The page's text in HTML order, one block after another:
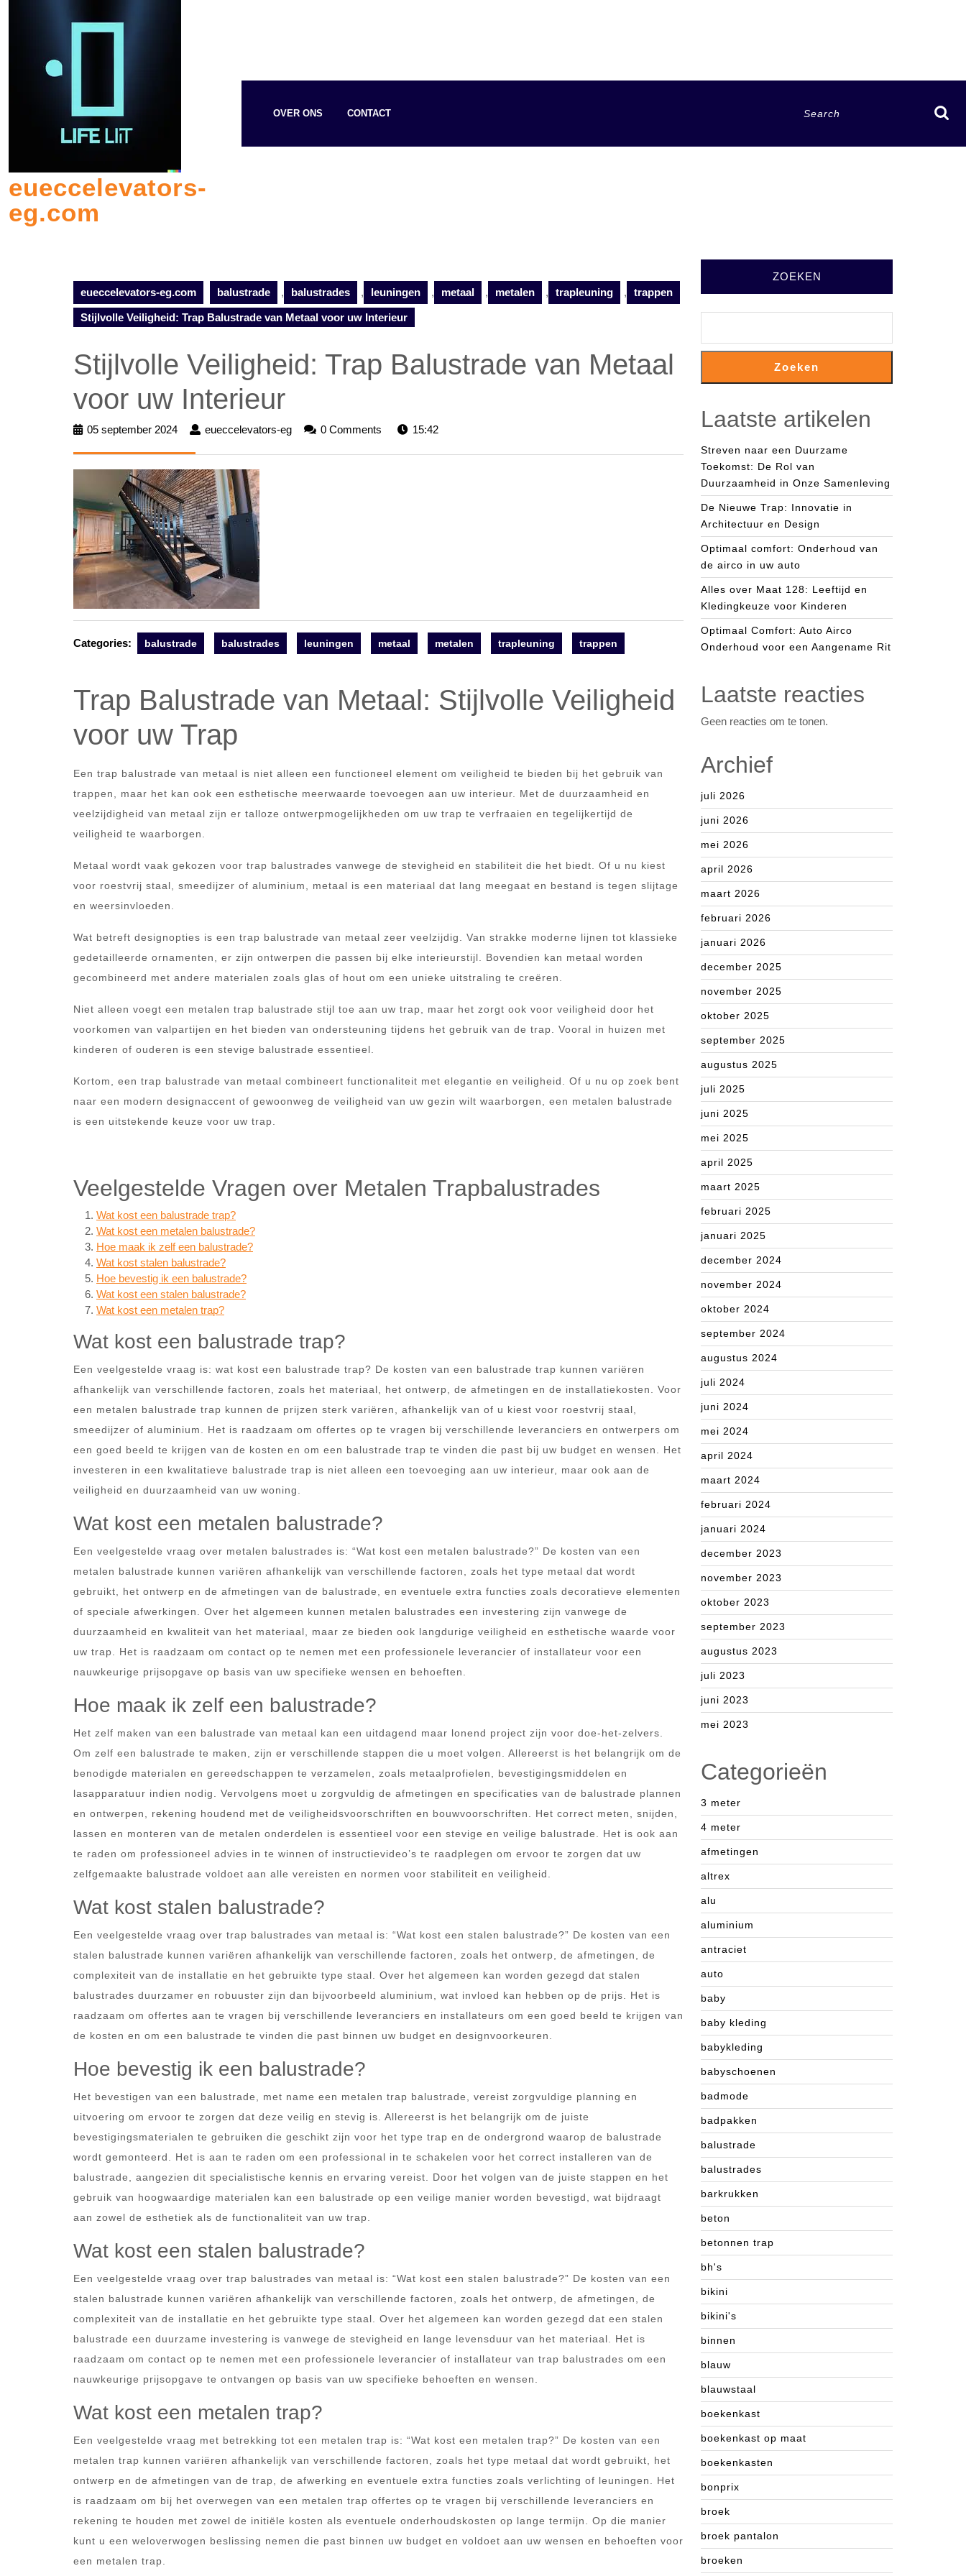
eueccelevators-
eg.com
OVER ONS CONTACT
eueccelevators-eg.com balustrade , balustrades , leuningen , metaal , metalen , trapleuning , trappen
Stijlvolle Veiligheid: Trap Balustrade van Metaal voor uw Interieur
Stijlvolle Veiligheid: Trap Balustrade van Metaal
voor uw Interieur
05 september 2024
05
eueccelevators-eg
eueccelevators-
0 Comments 15:42
Categories: balustrade balustrades leuningen metaal metalen trapleuning trappen
Trap Balustrade van Metaal: Stijlvolle Veiligheid
voor uw Trap
Een trap balustrade van metaal is niet alleen een functioneel element om veiligheid te bieden bij het gebruik van
trappen, maar het kan ook een esthetische meerwaarde toevoegen aan uw interieur. Met de duurzaamheid en
veelzijdigheid van metaal zijn er talloze ontwerpmogelijkheden om uw trap te verfraaien en tegelijkertijd de
veiligheid te waarborgen.
Metaal wordt vaak gekozen voor trap balustrades vanwege de stevigheid en stabiliteit die het biedt. Of u nu kiest
voor roestvrij staal, smeedijzer of aluminium, metaal is een materiaal dat lang meegaat en bestand is tegen slijtage
en weersinvloeden.
Wat betreft designopties is een trap balustrade van metaal zeer veelzijdig. Van strakke moderne lijnen tot klassieke
gedetailleerde ornamenten, er zijn ontwerpen die passen bij elke interieurstijl. Bovendien kan metaal worden
gecombineerd met andere materialen zoals glas of hout om een unieke uitstraling te creëren.
Niet alleen voegt een metalen trap balustrade stijl toe aan uw trap, maar het zorgt ook voor veiligheid door het
voorkomen van valpartijen en het bieden van ondersteuning tijdens het gebruik van de trap. Vooral in huizen met
kinderen of ouderen is een stevige balustrade essentieel.
Kortom, een trap balustrade van metaal combineert functionaliteit met elegantie en veiligheid. Of u nu op zoek bent
naar een modern designaccent of gewoonweg de veiligheid van uw gezin wilt waarborgen, een metalen balustrade
is een uitstekende keuze voor uw trap.
Veelgestelde Vragen over Metalen Trapbalustrades
Wat kost een balustrade trap?
Wat kost een metalen balustrade?
Hoe maak ik zelf een balustrade?
Wat kost stalen balustrade?
Hoe bevestig ik een balustrade?
Wat kost een stalen balustrade?
Wat kost een metalen trap?
Wat kost een balustrade trap?
Een veelgestelde vraag is: wat kost een balustrade trap? De kosten van een balustrade trap kunnen variëren
afhankelijk van verschillende factoren, zoals het materiaal, het ontwerp, de afmetingen en de installatiekosten. Voor
een metalen balustrade trap kunnen de prijzen sterk variëren, afhankelijk van of u kiest voor roestvrij staal,
smeedijzer of aluminium. Het is raadzaam om offertes op te vragen bij verschillende leveranciers en ontwerpers om
een goed beeld te krijgen van de kosten en om een balustrade trap te vinden die past bij uw budget en wensen. Het
investeren in een kwalitatieve balustrade trap is niet alleen een toevoeging aan uw interieur, maar ook aan de
veiligheid en duurzaamheid van uw woning.
Wat kost een metalen balustrade?
Een veelgestelde vraag over metalen balustrades is: “Wat kost een metalen balustrade?” De kosten van een
metalen balustrade kunnen variëren afhankelijk van verschillende factoren, zoals het type metaal dat wordt
gebruikt, het ontwerp en de afmetingen van de balustrade, en eventuele extra functies zoals decoratieve elementen
of speciale afwerkingen. Over het algemeen kunnen metalen balustrades een investering zijn vanwege de
duurzaamheid en kwaliteit van het materiaal, maar ze bieden ook langdurige veiligheid en esthetische waarde voor
uw trap. Het is raadzaam om contact op te nemen met een professionele leverancier of installateur voor een
nauwkeurige prijsopgave op basis van uw specifieke wensen en behoeften.
Hoe maak ik zelf een balustrade?
Het zelf maken van een balustrade van metaal kan een uitdagend maar lonend project zijn voor doe-het-zelvers.
Om zelf een balustrade te maken, zijn er verschillende stappen die u moet volgen. Allereerst is het belangrijk om de
benodigde materialen en gereedschappen te verzamelen, zoals metaalprofielen, bevestigingsmiddelen en
lasapparatuur indien nodig. Vervolgens moet u zorgvuldig de afmetingen en specificaties van de balustrade plannen
en ontwerpen, rekening houdend met de veiligheidsvoorschriften en bouwvoorschriften. Het correct meten, snijden,
lassen en monteren van de metalen onderdelen is essentieel voor een stevige en veilige balustrade. Het is ook aan
te raden om professioneel advies in te winnen of instructievideo’s te raadplegen om ervoor te zorgen dat uw
zelfgemaakte balustrade voldoet aan alle vereisten en normen voor stabiliteit en veiligheid.
Wat kost stalen balustrade?
Een veelgestelde vraag over trap balustrades van metaal is: “Wat kost een stalen balustrade?” De kosten van een
stalen balustrade kunnen variëren afhankelijk van verschillende factoren, zoals het ontwerp, de afmetingen, de
complexiteit van de installatie en het gebruikte type staal. Over het algemeen kan worden gezegd dat stalen
balustrades duurzamer en robuuster zijn dan bijvoorbeeld aluminium, wat invloed kan hebben op de prijs. Het is
raadzaam om offertes aan te vragen bij verschillende leveranciers en installateurs om een goed beeld te krijgen van
de kosten en om een balustrade te vinden die past binnen uw budget en designvoorkeuren.
Hoe bevestig ik een balustrade?
Het bevestigen van een balustrade, met name een metalen trap balustrade, vereist zorgvuldige planning en
uitvoering om ervoor te zorgen dat deze veilig en stevig is. Allereerst is het belangrijk om de juiste
bevestigingsmaterialen te gebruiken die geschikt zijn voor het type trap en de ondergrond waarop de balustrade
wordt gemonteerd. Het is aan te raden om een professional in te schakelen voor het correct installeren van de
balustrade, aangezien dit specialistische kennis en ervaring vereist. Door het volgen van de juiste stappen en het
gebruik van hoogwaardige materialen kan een balustrade op een veilige manier worden bevestigd, wat bijdraagt
aan zowel de esthetiek als de functionaliteit van uw trap.
Wat kost een stalen balustrade?
Een veelgestelde vraag over trap balustrades van metaal is: “Wat kost een stalen balustrade?” De kosten van een
stalen balustrade kunnen variëren afhankelijk van verschillende factoren, zoals het ontwerp, de afmetingen, de
complexiteit van de installatie en het gebruikte type staal. Over het algemeen kan worden gezegd dat een stalen
balustrade een duurzame investering is vanwege de stevigheid en lange levensduur van het materiaal. Het is
raadzaam om contact op te nemen met een professionele leverancier of installateur van trap balustrades om een
nauwkeurige prijsopgave te ontvangen op basis van uw specifieke behoeften en wensen.
Wat kost een metalen trap?
Een veelgestelde vraag met betrekking tot een metalen trap is: “Wat kost een metalen trap?” De kosten van een
metalen trap kunnen variëren afhankelijk van verschillende factoren, zoals het type metaal dat wordt gebruikt, het
ontwerp en de afmetingen van de trap, de afwerking en eventuele extra functies zoals verlichting of leuningen. Het
is raadzaam om bij het overwegen van een metalen trap offertes op te vragen bij verschillende leveranciers en
rekening te houden met zowel de initiële kosten als eventuele onderhoudskosten op lange termijn. Op die manier
kunt u een weloverwogen beslissing nemen die past binnen uw budget en voldoet aan uw wensen en behoeften voor
een metalen trap.
ZOEKEN
Zoeken
Laatste artikelen
Streven naar een Duurzame
Toekomst: De Rol van
Duurzaamheid in Onze Samenleving
De Nieuwe Trap: Innovatie in
Architectuur en Design
Optimaal comfort: Onderhoud van
de airco in uw auto
Alles over Maat 128: Leeftijd en
Kledingkeuze voor Kinderen
Optimaal Comfort: Auto Airco
Onderhoud voor een Aangename Rit
Laatste reacties
Geen reacties om te tonen.
Archief
juli 2026
juni 2026
mei 2026
april 2026
maart 2026
februari 2026
januari 2026
december 2025
november 2025
oktober 2025
september 2025
augustus 2025
juli 2025
juni 2025
mei 2025
april 2025
maart 2025
februari 2025
januari 2025
december 2024
november 2024
oktober 2024
september 2024
augustus 2024
juli 2024
juni 2024
mei 2024
april 2024
maart 2024
februari 2024
januari 2024
december 2023
november 2023
oktober 2023
september 2023
augustus 2023
juli 2023
juni 2023
mei 2023
Categorieën
3 meter
4 meter
afmetingen
altrex
alu
aluminium
antraciet
auto
baby
baby kleding
babykleding
babyschoenen
badmode
badpakken
balustrade
balustrades
barkrukken
beton
betonnen trap
bh's
bikini
bikini's
binnen
blauw
blauwstaal
boekenkast
boekenkast op maat
boekenkasten
bonprix
broek
broek pantalon
broeken